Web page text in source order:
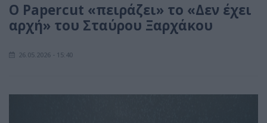
Ο Papercut «πειράζει» το «Δεν έχει
αρχή» του Σταύρου Ξαρχάκου
26.05.2026 - 15:40